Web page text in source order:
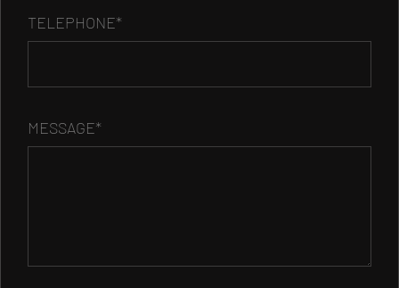
TELEPHONE*
MESSAGE*